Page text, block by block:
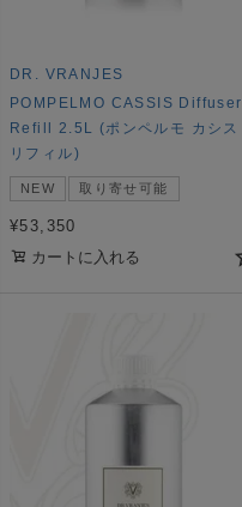
DR. VRANJES
POMPELMO CASSIS Diffuser
Refill 2.5L (ポンペルモ カシス
リフィル)
NEW 取り寄せ可能
¥53,350
カートに入れる